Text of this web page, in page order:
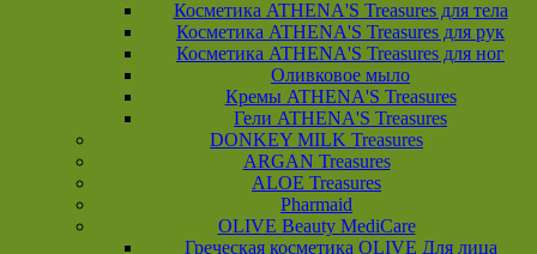
Косметика ATHENA'S Treasures для тела
Косметика ATHENA'S Treasures для рук
Косметика ATHENA'S Treasures для ног
Оливковое мыло
Кремы ATHENA'S Treasures
Гели ATHENA'S Treasures
DONKEY MILK Treasures
ARGAN Treasures
ALOE Treasures
Pharmaid
OLIVE Beauty MediCare
Греческая косметика OLIVE Для лица